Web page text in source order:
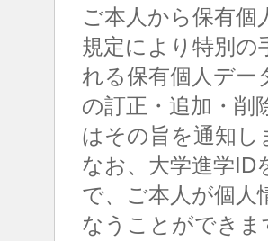
ご本人から保有個
規定により特別の
れる保有個人デー
の訂正・追加・削
はその旨を通知し
なお、大学進学ID
で、ご本人が個人
なうことができま